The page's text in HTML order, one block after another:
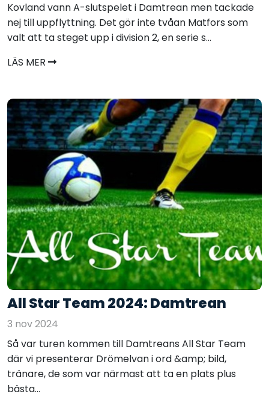
Kovland vann A-slutspelet i Damtrean men tackade
nej till uppflyttning. Det gör inte tvåan Matfors som
valt att ta steget upp i division 2, en serie s...
LÄS MER
All Star Team 2024: Damtrean
3 nov 2024
Så var turen kommen till Damtreans All Star Team
där vi presenterar Drömelvan i ord &amp; bild,
tränare, de som var närmast att ta en plats plus
bästa...